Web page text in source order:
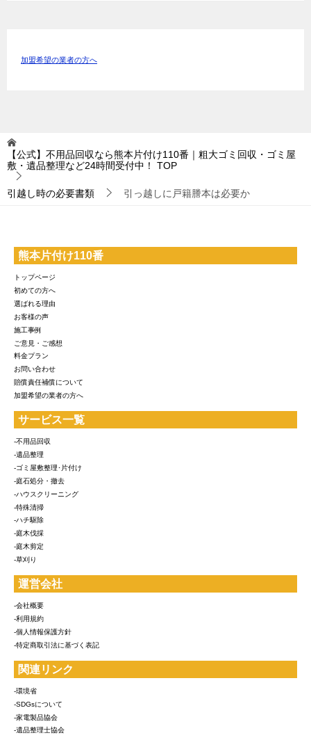
加盟希望の業者の方へ
【公式】不用品回収なら熊本片付け110番｜粗大ゴミ回収・ゴミ屋
敷・遺品整理など24時間受付中！
TOP
引越し時の必要書類 引っ越しに戸籍謄本は必要か
熊本片付け110番
トップページ
初めての方へ
選ばれる理由
お客様の声
施工事例
ご意見・ご感想
料金プラン
お問い合わせ
賠償責任補償について
加盟希望の業者の方へ
サービス一覧
-不用品回収
-遺品整理
-ゴミ屋敷整理･片付け
-庭石処分・撤去
-ハウスクリーニング
-特殊清掃
-ハチ駆除
-庭木伐採
-庭木剪定
-草刈り
運営会社
-会社概要
-利用規約
-個人情報保護方針
-特定商取引法に基づく表記
関連リンク
-環境省
-SDGsについて
-家電製品協会
-遺品整理士協会